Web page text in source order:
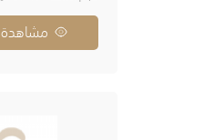
مشاهدة